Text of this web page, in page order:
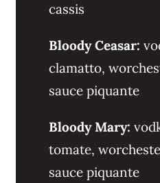
cassis
Bloody Ceasar:
clamatto,
sauce piquante
Bloody Mary:
tomate,
sauce piquante